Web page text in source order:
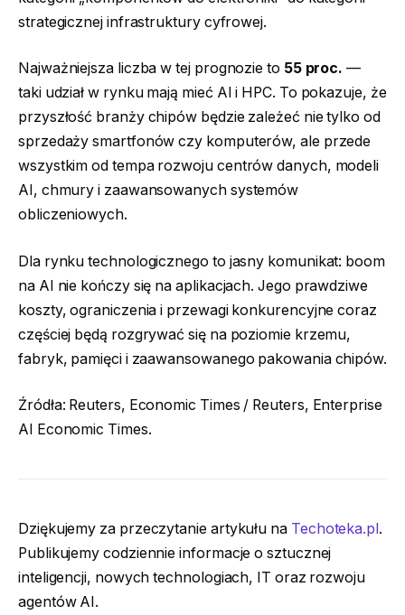
strategicznej infrastruktury cyfrowej.
Najważniejsza liczba w tej prognozie to 55 proc. —
taki udział w rynku mają mieć AI i HPC. To pokazuje, że
przyszłość branży chipów będzie zależeć nie tylko od
sprzedaży smartfonów czy komputerów, ale przede
wszystkim od tempa rozwoju centrów danych, modeli
AI, chmury i zaawansowanych systemów
obliczeniowych.
Dla rynku technologicznego to jasny komunikat: boom
na AI nie kończy się na aplikacjach. Jego prawdziwe
koszty, ograniczenia i przewagi konkurencyjne coraz
częściej będą rozgrywać się na poziomie krzemu,
fabryk, pamięci i zaawansowanego pakowania chipów.
Źródła: Reuters, Economic Times / Reuters, Enterprise
AI Economic Times.
Dziękujemy za przeczytanie artykułu na Techoteka.pl .
Publikujemy codziennie informacje o sztucznej
inteligencji, nowych technologiach, IT oraz rozwoju
agentów AI.